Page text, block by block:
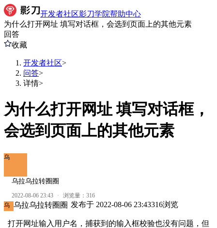
开发者社区影刀学院帮助中心
为什么打开网址 填写对话框，会选到页面上的其他元素
回答
收藏
开发者社区>
问答>
详情>
为什么打开网址 填写对话框，
会选到页面上的其他元素
乌
乌拉乌拉转圈圈
2022-08-06 23:43 · 浏览量： 316
乌 乌拉乌拉转圈圈 发布于 2022-08-06 23:43316浏览
打开网址输入用户名，捕获到的输入框校验也没有问题，但